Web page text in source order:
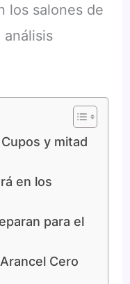
los salones de
y mitad
en los
para el
Cero